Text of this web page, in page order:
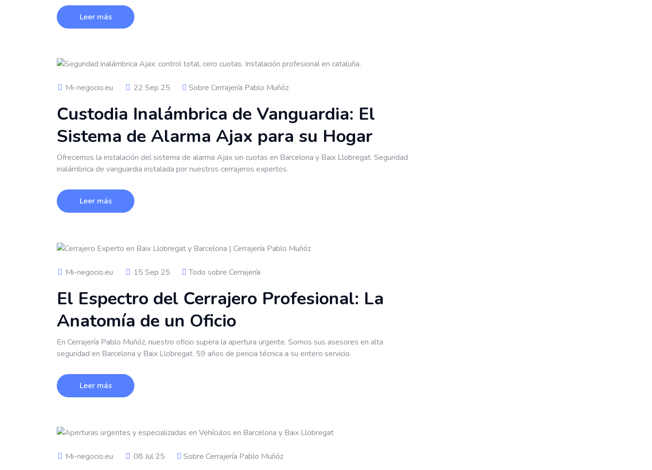
Leer más
Mi-negocio.eu 22 Sep 25 Sobre Cerrajería Pablo Muñóz
Custodia Inalámbrica de Vanguardia: El
Sistema de Alarma Ajax para su Hogar
Ofrecemos la instalación del sistema de alarma Ajax sin cuotas en Barcelona y Baix Llobregat. Seguridad
inalámbrica de vanguardia instalada por nuestros cerrajeros expertos.
Leer más
Mi-negocio.eu 15 Sep 25 Todo sobre Cerrajería
El Espectro del Cerrajero Profesional: La
Anatomía de un Oficio
En Cerrajería Pablo Muñóz, nuestro oficio supera la apertura urgente. Somos sus asesores en alta
seguridad en Barcelona y Baix Llobregat. 59 años de pericia técnica a su entero servicio.
Leer más
Mi-negocio.eu 08 Jul 25 Sobre Cerrajería Pablo Muñóz